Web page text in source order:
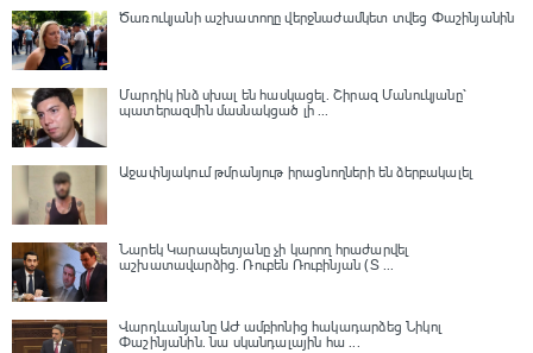
Ծառուկյանի աշխատողը վերջնաժամկետ տվեց Փաշինյանին
Մարդիկ ինձ սխալ են հասկացել. Շիրազ Մանուկյանը՝
պատերազմին մասնակցած լի ...
Աջափնյակում թմրանյութ իրացնողների են ձերբակալել
Նարեկ Կարապետյանը չի կարող հրաժարվել
աշխատավարձից. Ռուբեն Ռուբինյան (Տ ...
Վարդևանյանը ԱԺ ամբիոնից հակադարձեց Նիկոլ
Փաշինյանին․ նա սկանդալային հա ...